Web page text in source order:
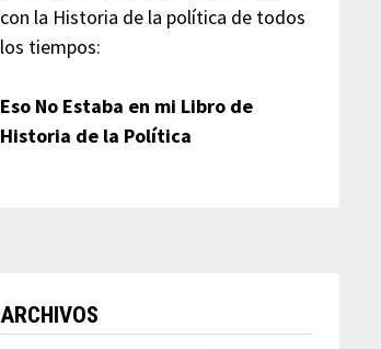
con la Historia de la política de todos
los tiempos:
Eso No Estaba en mi Libro de
Historia de la Política
ARCHIVOS